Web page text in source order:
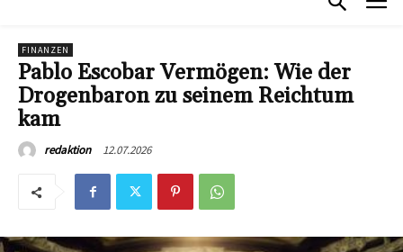
FINANZEN
Pablo Escobar Vermögen: Wie der
Drogenbaron zu seinem Reichtum
kam
redaktion 12.07.2026